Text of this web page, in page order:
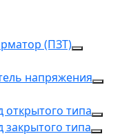
(ПЗТ)
напряжения
типа
типа